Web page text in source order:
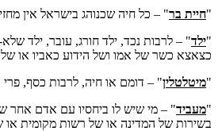
"חיית בר" – כל חיה שכנוהג בישראל אין
"ילד" – לרבות נכד, ילד חורג, עובר, ילד
כצאצא כשר של אמו ושל הידוע כאביו או של
"מיטלטלין" – דומם או חיה, לרבות כסף, פרי
"מעביד" – מי שיש לו ביחסיו עם אדם אחר
בשירות של המדינה או של רשות מקומית או